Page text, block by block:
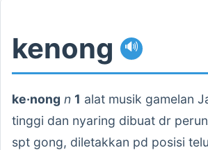
kenong 🔊
ke·nong n 1 alat musik gamelan
tinggi dan nyaring dibuat dr
spt gong, diletakkan pd posisi